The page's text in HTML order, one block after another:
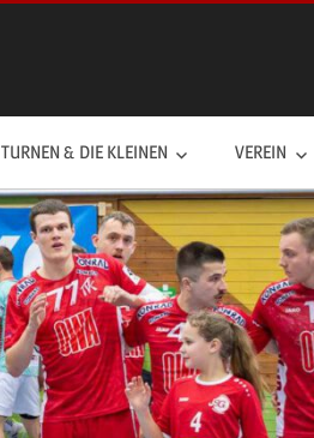
TURNEN & DIE KLEINEN VEREIN